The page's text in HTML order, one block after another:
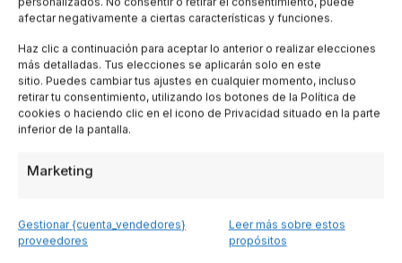
afectar negativamente a ciertas características y funciones.
Haz clic a continuación para aceptar lo anterior o realizar elecciones
más detalladas. Tus elecciones se aplicarán solo en este
sitio. Puedes cambiar tus ajustes en cualquier momento, incluso
retirar tu consentimiento, utilizando los botones de la Política de
cookies o haciendo clic en el icono de Privacidad situado en la parte
inferior de la pantalla.
Marketing
Gestionar {cuenta_vendedores}
proveedores
Leer más sobre estos
propósitos
Trentino
Piemonte
Cerdeña